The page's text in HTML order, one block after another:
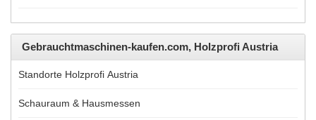
Gebrauchtmaschinen-kaufen.com, Holzprofi Austria
Standorte Holzprofi Austria
Schauraum & Hausmessen